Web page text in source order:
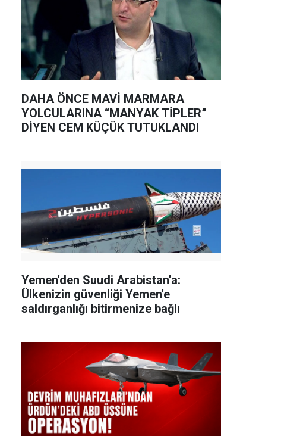
DAHA ÖNCE MAVİ MARMARA
YOLCULARINA “MANYAK TİPLER”
DİYEN CEM KÜÇÜK TUTUKLANDI
Yemen'den Suudi Arabistan'a:
Ülkenizin güvenliği Yemen'e
saldırganlığı bitirmenize bağlı